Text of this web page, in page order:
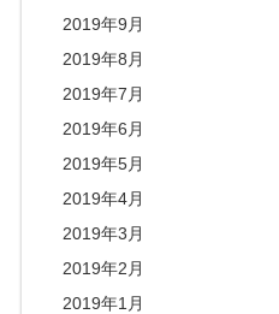
2019年9月
2019年8月
2019年7月
2019年6月
2019年5月
2019年4月
2019年3月
2019年2月
2019年1月